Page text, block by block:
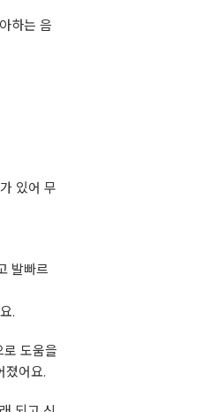
하는 음
있어 무
발빠르
.
로 도움을
졌어요.